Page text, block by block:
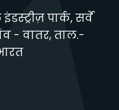
पार्क, सर्वे
- वातर, ताल.-